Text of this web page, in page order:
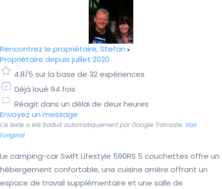
Rencontrez le propriétaire, Stefan
Propriétaire depuis juillet 2020
4.8/5 sur la base de 32 expériences
Déjà loué 94 fois
Réagit dans un délai de deux heures
Envoyez un message
Ce texte a été traduit automatiquement par Google Translate. Voir
l'original
Le camping-car Swift Lifestyle 590RS 5 couchettes offre un
hébergement confortable, une cuisine arrière offrant un
espace de travail supplémentaire et une salle de